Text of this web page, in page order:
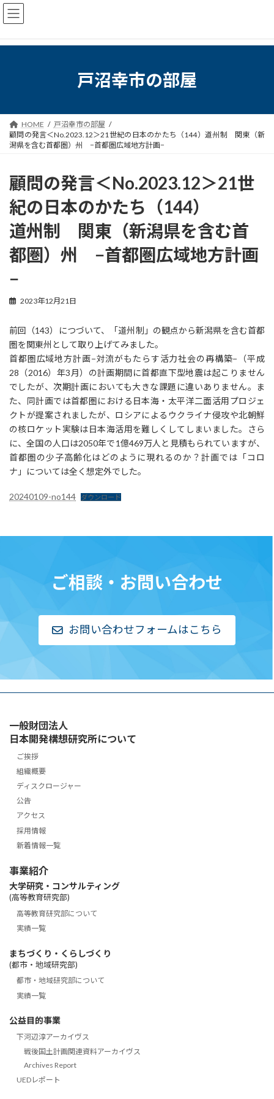
コ
ン
ン
プ
ナ
ビ
ー
動
戸沼幸市の部屋
HOME
戸沼幸市の部屋
顧問の発言＜No.2023.12＞21世紀の日本のかたち（144）道州制 関東（新
潟県を含む首都圏）州 −首都圏広域地方計画−
顧問の発言＜No.2023.12＞21世
紀の日本のかたち（144）
道州制 関東（新潟県を含む首
都圏）州 −首都圏広域地方計画
−
2023年12月21日
前回（143）につづいて、「道州制」の観点から新潟県を含む首都
圏を関東州として取り上げてみました。
首都圏広域地方計画−対流がもたらす活力社会の再構築−（平成
28（2016）年3月）の計画期間に首都直下型地震は起こりません
でしたが、次期計画においても大きな課題に違いありません。ま
た、同計画では首都圏における日本海・太平洋二面活用プロジェ
クトが提案されましたが、ロシアによるウクライナ侵攻や北朝鮮
の核ロケット実験は日本海活用を難しくしてしまいました。さら
に、全国の人口は2050年で1億469万人と見積もられていますが、
首都圏の少子高齢化はどのように現れるのか？計画では「コロ
ナ」については全く想定外でした。
20240109-no144 ダウンロード
ご相談・お問い合わせ
お問い合わせフォームはこちら
一般財団法人
日本開発構想研究所について
ご挨拶
組織概要
ディスクロージャー
公告
アクセス
採用情報
新着情報一覧
事業紹介
大学研究・コンサルティング
(高等教育研究部)
高等教育研究部について
実績一覧
まちづくり・くらしづくり
(都市・地域研究部)
都市・地域研究部について
実績一覧
公益目的事業
下河辺淳アーカイヴス
戦後国土計画関連資料アーカイヴス
Archives Report
UEDレポート